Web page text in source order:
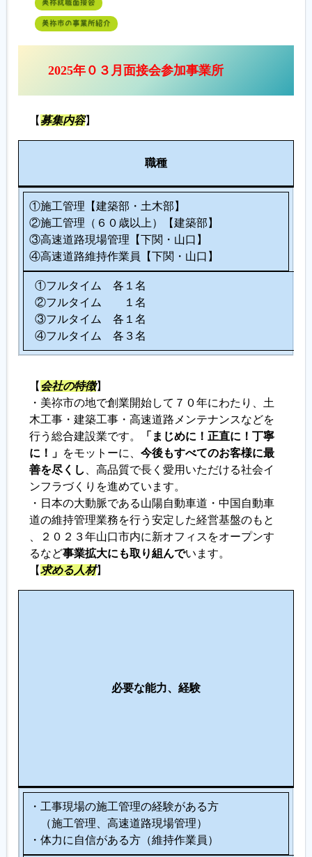
美祢就職面接会
美祢市の事業所紹介
2025年０３月面接会参加事業所
【 募集内容】
職種
①施工管理【建築部・土木部】
②施工管理（６０歳以上）【建築部】
③高速道路現場管理【下関・山口】
④高速道路維持作業員【下関・山口】
①フルタイム 各１名
②フルタイム １名
③フルタイム 各１名
④フルタイム 各３名
【 会社の特徴】
・美祢市の地で創業開始して７０年にわたり、土
木工事・建築工事・高速道路メンテナンスなどを
行う総合建設業です。
「まじめに！正直に！丁寧
に！」 をモットーに、 今後もすべてのお客様に最
善を尽くし
、高品質で長く愛用いただける社会イ
ンフラづくりを進めています。
・日本の大動脈である山陽自動車道・中国自動車
道の維持管理業務を行う安定した経営基盤のもと
、２０２３年山口市内に新オフィスをオープンす
るなど事業拡大にも取り組んでいます。
【求める人材】
必要な能力、経験
・工事現場の施工管理の経験がある方
（施工管理、高速道路現場管理）
・体力に自信がある方（維持作業員）